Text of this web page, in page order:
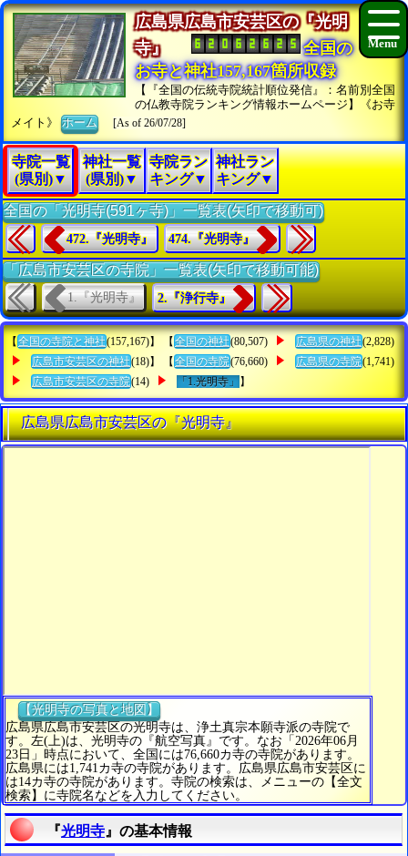
広島県広島市安芸区の『光明
寺』
全国の
お寺と神社157,167箇所収録
【『全国の伝統寺院統計順位発信』：名前別全国
の仏教寺院ランキング情報ホームページ】《お寺
メイト》ホーム [As of 26/07/28]
寺院一覧
(県別)▼
神社一覧
(県別)▼
寺院ラン
キング▼
神社ラン
キング▼
全国の「光明寺(591ヶ寺)」一覧表(矢印で移動可)
472.『光明寺』 474.『光明寺』
「広島市安芸区の寺院」一覧表(矢印で移動可能)
1.『光明寺』 2.『浄行寺』
【 全国の寺院と神社(157,167)】 【 全国の神社(80,507) 広島県の神社(2,828)
広島市安芸区の神社(18)】 【 全国の寺院(76,660) 広島県の寺院(1,741)
広島市安芸区の寺院(14) 「1.光明寺」 】
広島県広島市安芸区の『光明寺』
【光明寺の写真と地図】
広島県広島市安芸区の光明寺は、浄土真宗本願寺派の寺院で
す。左(上)は、光明寺の『航空写真』です。なお「2026年06月
23日」時点において、全国には76,660カ寺の寺院があります。
広島県には1,741カ寺の寺院があります。広島県広島市安芸区に
は14カ寺の寺院があります。寺院の検索は、メニューの【全文
検索】に寺院名などを入力してください。
『光明寺 』の基本情報